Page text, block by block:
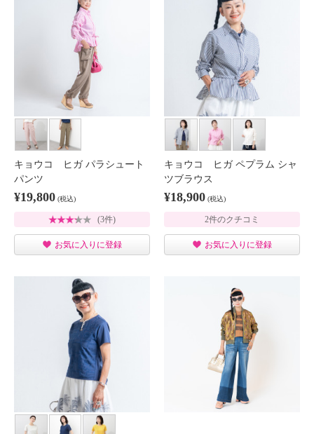
キョウコ ヒガ パラシュート
パンツ
¥19,800 (税込)
(3件)
お気に入りに登録
キョウコ ヒガ ペプラム シャ
ツブラウス
¥18,900 (税込)
2件のクチコミ
お気に入りに登録